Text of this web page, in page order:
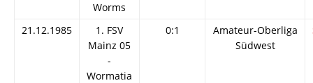
Worms
21.12.1985
1. FSV
Mainz 05
-
Wormatia
0:1
Amateur-Oberliga
Südwest